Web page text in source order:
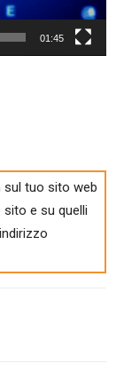
01:45
sul tuo sito web
e su quelli